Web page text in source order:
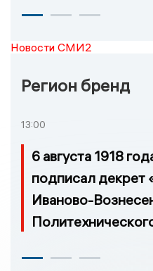
Новости СМИ2
Регион бренд
13:00
6 августа 1918
подписал
Иваново-